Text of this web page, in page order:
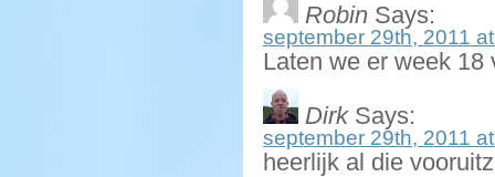
Robin Says:
september 29th, 2011
Laten we er week
DirkSays:
september 29th, 2011
heerlijk al die